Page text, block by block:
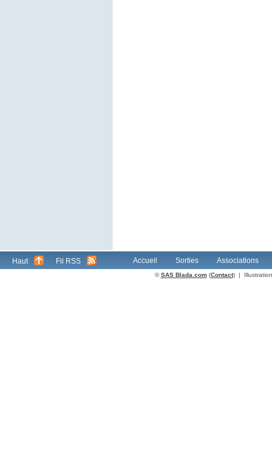
Haut Fil RSS Accueil Sorties Associations
©SAS Blada.com(Contact) |